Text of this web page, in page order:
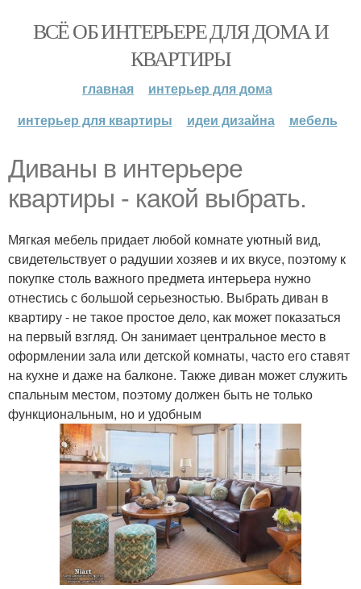
ВСЁ ОБ ИНТЕРЬЕРЕ ДЛЯ ДОМА И
КВАРТИРЫ
главная
интерьер для дома
интерьер для квартиры
идеи дизайна мебель
Диваны в интерьере
квартиры - какой выбрать.
Мягкая мебель придает любой комнате уютный вид,
свидетельствует о радушии хозяев и их вкусе, поэтому к
покупке столь важного предмета интерьера нужно
отнестись с большой серьезностью. Выбрать диван в
квартиру - не такое простое дело, как может показаться
на первый взгляд. Он занимает центральное место в
оформлении зала или детской комнаты, часто его ставят
на кухне и даже на балконе. Также диван может служить
спальным местом, поэтому должен быть не только
функциональным, но и удобным